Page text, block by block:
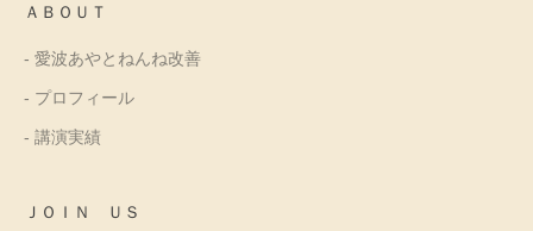
ＡＢＯＵＴ
- 愛波あやとねんね改善
- プロフィール
- 講演実績
ＪＯＩＮ ＵＳ